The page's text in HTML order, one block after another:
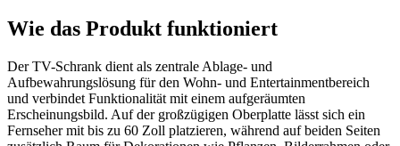
Wie das Produkt funktioniert
Der TV-Schrank dient als zentrale Ablage- und
Aufbewahrungslösung für den Wohn- und Entertainmentbereich
und verbindet Funktionalität mit einem aufgeräumten
Erscheinungsbild. Auf der großzügigen Oberplatte lässt sich ein
Fernseher mit bis zu 60 Zoll platzieren, während auf beiden Seiten